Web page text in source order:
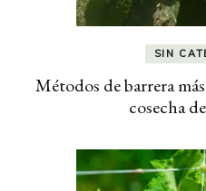
SIN
Métodos de barrera
cosecha